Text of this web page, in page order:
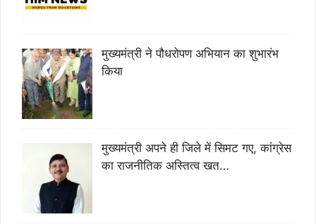
मुख्यमंत्री ने पौधरोपण अभियान का शुभारंभ
किया
मुख्यमंत्री अपने ही जिले में सिमट गए, कांग्रेस
का राजनीतिक अस्तित्व खत…